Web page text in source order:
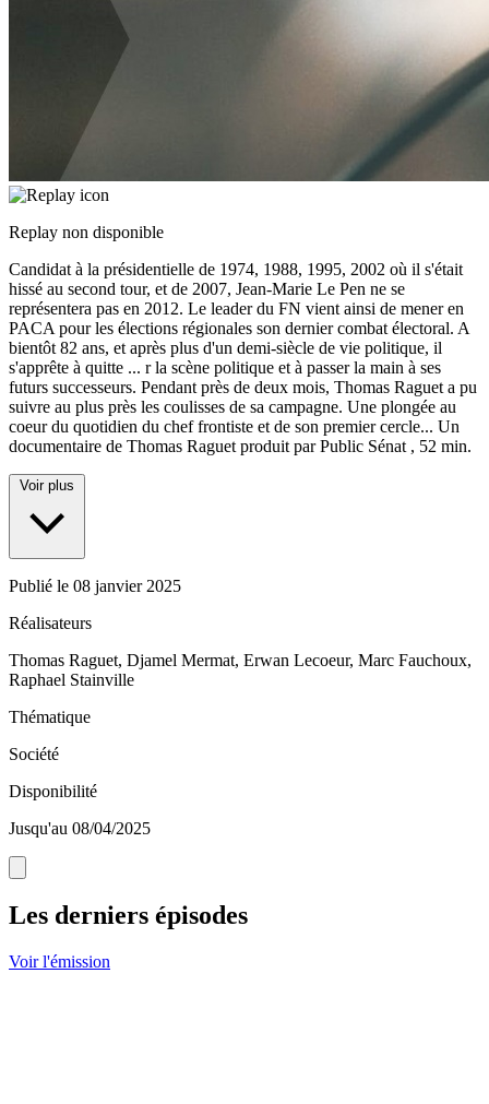
Replay non disponible
Candidat à la présidentielle de 1974, 1988, 1995, 2002 où il s'était
hissé au second tour, et de 2007, Jean-Marie Le Pen ne se
représentera pas en 2012. Le leader du FN vient ainsi de mener en
PACA pour les élections régionales son dernier combat électoral. A
bientôt 82 ans, et après plus d'un demi-siècle de vie politique, il
s'apprête à quitte ... r la scène politique et à passer la main à ses
futurs successeurs. Pendant près de deux mois, Thomas Raguet a pu
suivre au plus près les coulisses de sa campagne. Une plongée au
coeur du quotidien du chef frontiste et de son premier cercle... Un
documentaire de Thomas Raguet produit par Public Sénat , 52 min.
Voir plus
Publié le 08 janvier 2025
Réalisateurs
Thomas Raguet, Djamel Mermat, Erwan Lecoeur, Marc Fauchoux,
Raphael Stainville
Thématique
Société
Disponibilité
Jusqu'au 08/04/2025
Les derniers épisodes
Voir l'émission